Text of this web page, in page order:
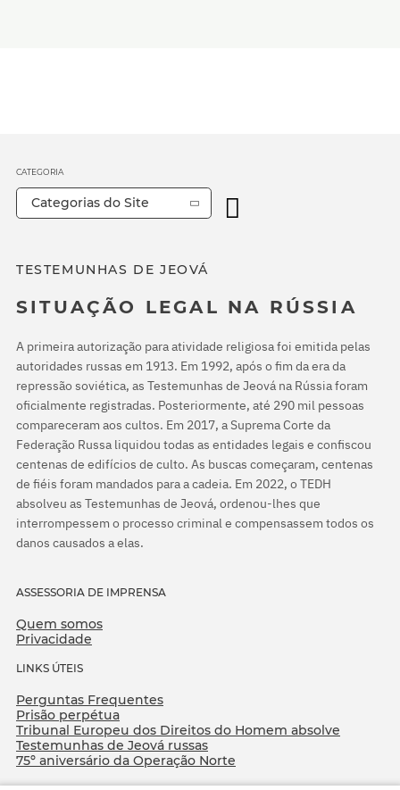
TESTEMUNHAS DE JEOVÁ
SITUAÇÃO LEGAL NA RÚSSIA
A primeira autorização para atividade religiosa foi emitida pelas
autoridades russas em 1913. Em 1992, após o fim da era da
repressão soviética, as Testemunhas de Jeová na Rússia foram
oficialmente registradas. Posteriormente, até 290 mil pessoas
compareceram aos cultos. Em 2017, a Suprema Corte da
Federação Russa liquidou todas as entidades legais e confiscou
centenas de edifícios de culto. As buscas começaram, centenas
de fiéis foram mandados para a cadeia. Em 2022, o TEDH
absolveu as Testemunhas de Jeová, ordenou-lhes que
interrompessem o processo criminal e compensassem todos os
danos causados a elas.
ASSESSORIA DE IMPRENSA
Quem somos
Privacidade
LINKS ÚTEIS
Perguntas Frequentes
Prisão perpétua
Tribunal Europeu dos Direitos do Homem absolve
Testemunhas de Jeová russas
75º aniversário da Operação Norte
CATEGORIA
Categorias do Site